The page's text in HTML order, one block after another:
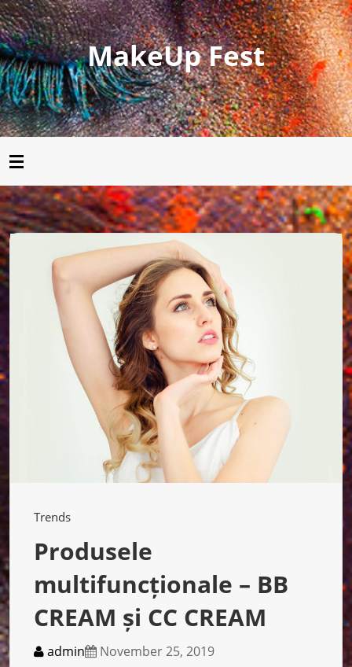
MakeUp Fest
Trends
Produsele
multifuncționale – BB
CREAM și CC CREAM
admin
November 25, 2019